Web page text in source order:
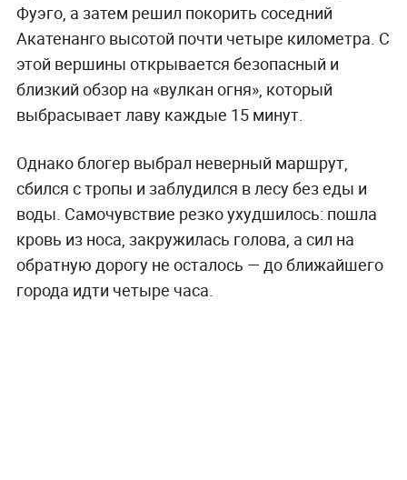
Фуэго, а затем решил покорить соседний
Акатенанго высотой почти четыре километра. С
этой вершины открывается безопасный и
близкий обзор на «вулкан огня», который
выбрасывает лаву каждые 15 минут.
Однако блогер выбрал неверный маршрут,
сбился с тропы и заблудился в лесу без еды и
воды. Самочувствие резко ухудшилось: пошла
кровь из носа, закружилась голова, а сил на
обратную дорогу не осталось — до ближайшего
города идти четыре часа.